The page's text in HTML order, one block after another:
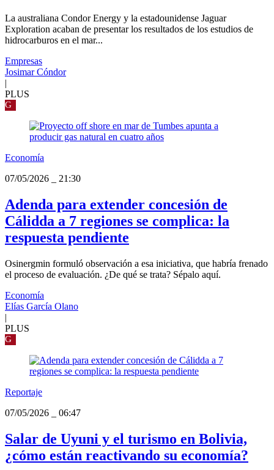
La australiana Condor Energy y la estadounidense Jaguar
Exploration acaban de presentar los resultados de los estudios de
hidrocarburos en el mar...
Empresas
Josimar Cóndor
|
PLUS
G
Economía
07/05/2026
21:30
Adenda para extender concesión de
Cálidda a 7 regiones se complica: la
respuesta pendiente
Osinergmin formuló observación a esa iniciativa, que habría frenado
el proceso de evaluación. ¿De qué se trata? Sépalo aquí.
Economía
Elías García Olano
|
PLUS
G
Reportaje
07/05/2026
06:47
Salar de Uyuni y el turismo en Bolivia,
¿cómo están reactivando su economía?